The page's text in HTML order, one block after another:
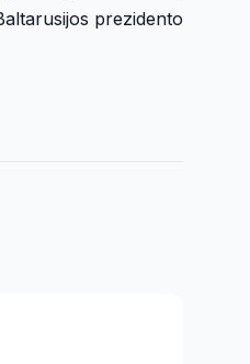
prezidento